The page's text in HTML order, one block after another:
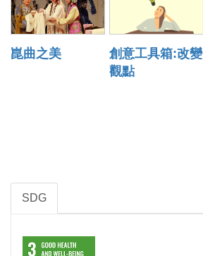
崑曲之美
創意工具箱:改變
觀點
SDG